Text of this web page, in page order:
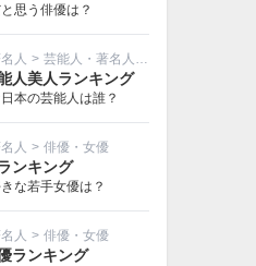
思う俳優は？
人 > 芸能人・著名人その他
人美人ランキング
本の芸能人は誰？
人 > 俳優・女優
ンキング
な若手女優は？
人 > 俳優・女優
ランキング